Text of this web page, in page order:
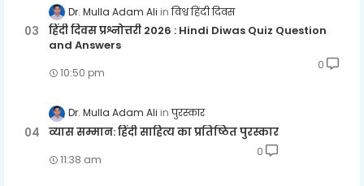
Dr. Mulla Adam Ali विश्व हिंदी दिवस
हिंदी दिवस प्रश्नोत्तरी 2026 : Hindi Diwas Quiz Question
and Answers
10:50 pm
0
Dr. Mulla Adam Ali पुरस्कार
व्यास सम्मान: हिंदी साहित्य का प्रतिष्ठित पुरस्कार
11:38 am
0